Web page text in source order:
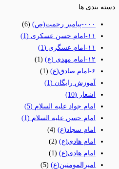
دسته بندی ها
٠٠٠-پیامبر رحمت(ص)
(6)
١١-امام حسن عسکری
(1)
١١-امام عسگری
(1)
١٢-امام مهدی (ع)
(1)
۶-امام صادق(ع)
(1)
آموزش رایگان (1)
اشعار (10)
امام جواد علیه السلام (5)
امام حسن علیه السلام (1)
امام سجاد(ع) (4)
امام هادی(ع) (2)
امام هادی(ع) (1)
امیرالمومنین(ع) (5)